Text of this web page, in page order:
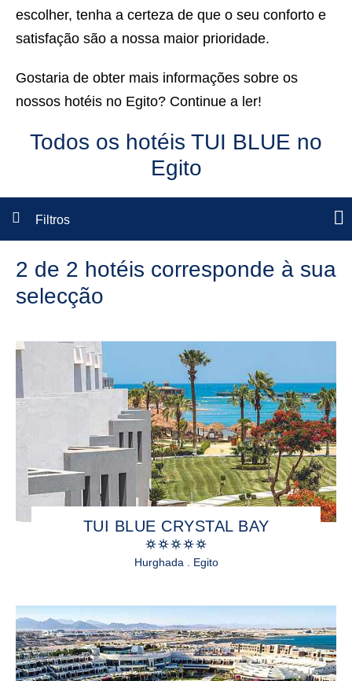
escolher, tenha a certeza de que o seu conforto e
satisfação são a nossa maior prioridade.
Gostaria de obter mais informações sobre os
nossos hotéis no Egito? Continue a ler!
Todos os hotéis TUI BLUE no
Egito
Filtros
2 de 2 hotéis corresponde à sua
selecção
TUI BLUE CRYSTAL BAY
Hurghada . Egito